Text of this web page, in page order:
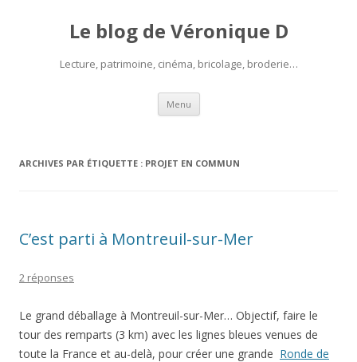
Le blog de Véronique D
Lecture, patrimoine, cinéma, bricolage, broderie…
Menu Aller
contenu
ARCHIVES PAR ÉTIQUETTE : PROJET EN COMMUN
C’est parti à Montreuil-sur-Mer
2 réponses
Le grand déballage à Montreuil-sur-Mer… Objectif, faire le
tour des remparts (3 km) avec les lignes bleues venues de
toute la France et au-delà, pour créer une grande Ronde de